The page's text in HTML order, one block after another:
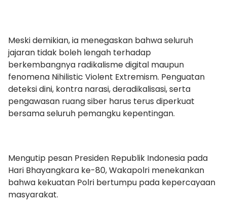
Meski demikian, ia menegaskan bahwa seluruh
jajaran tidak boleh lengah terhadap
berkembangnya radikalisme digital maupun
fenomena Nihilistic Violent Extremism. Penguatan
deteksi dini, kontra narasi, deradikalisasi, serta
pengawasan ruang siber harus terus diperkuat
bersama seluruh pemangku kepentingan.
Mengutip pesan Presiden Republik Indonesia pada
Hari Bhayangkara ke-80, Wakapolri menekankan
bahwa kekuatan Polri bertumpu pada kepercayaan
masyarakat.